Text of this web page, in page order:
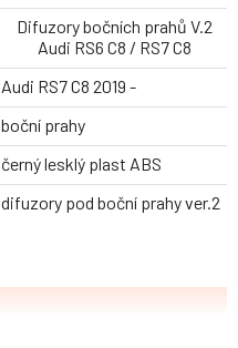
Difuzory bočních prahů V.2
Audi RS6 C8 / RS7 C8
Audi RS7 C8 2019 -
boční prahy
černý lesklý plast ABS
difuzory pod boční prahy ver.2